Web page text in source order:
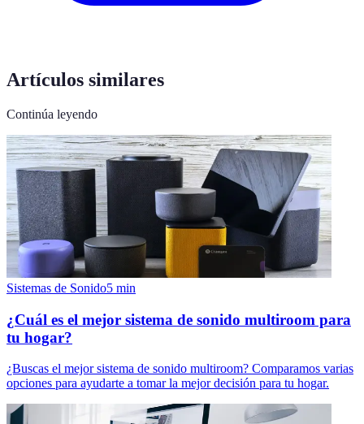
Artículos similares
Continúa leyendo
Sistemas de Sonido5 min
¿Cuál es el mejor sistema de sonido multiroom para
tu hogar?
¿Buscas el mejor sistema de sonido multiroom? Comparamos varias
opciones para ayudarte a tomar la mejor decisión para tu hogar.